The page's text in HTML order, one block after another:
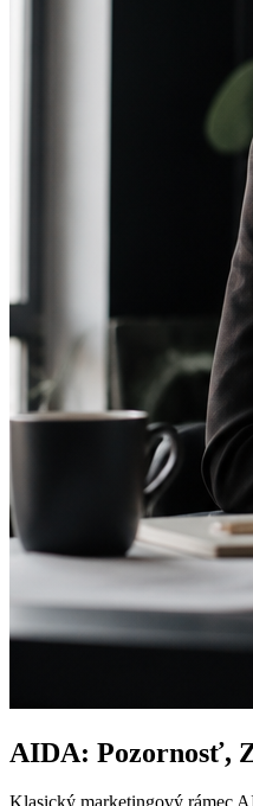
AIDA: Pozornosť,